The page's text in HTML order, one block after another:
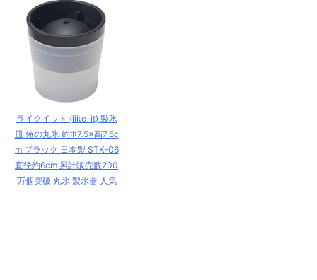
ライクイット (like-it) 製氷
皿 俺の丸氷 約Ф7.5×高7.5c
m ブラック 日本製 STK-06
直径約6cm 累計販売数200
万個突破 丸氷 製氷器 人気